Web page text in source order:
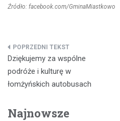
Źródło: facebook.com/GminaMiastkowo
Nawigacja
wpisu
Dziękujemy za wspólne
podróże i kulturę w
łomżyńskich autobusach
Najnowsze